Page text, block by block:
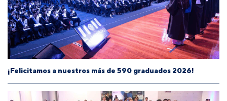
¡Felicitamos a nuestros más de 590 graduados 2026!